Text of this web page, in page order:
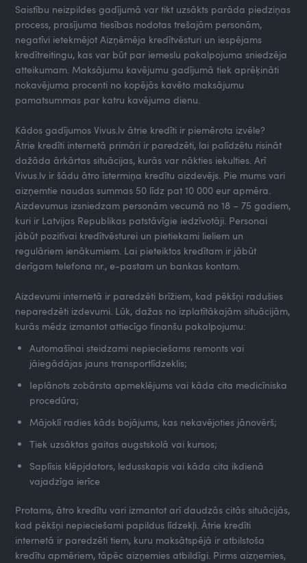
Saistību neizpildes gadījumā var tikt uzsākts parāda piedziņas
process, prasījuma tiesības nodotas trešajām personām,
negatīvi ietekmējot Aizņēmēja kredītvēsturi un iespējams
kredītreitingu, kas var būt par iemeslu pakalpojuma sniedzēja
atteikumam. Maksājumu kavējumu gadījumā tiek aprēķināti
nokavējuma procenti no kopējās kavēto maksājumu
pamatsummas par katru kavējuma dienu.
Kādos gadījumos Vivus.lv ātrie kredīti ir piemērota izvēle?
Ātrie kredīti internetā primāri ir paredzēti, lai palīdzētu risināt
dažāda ārkārtas situācijas, kurās var nākties iekulties. Arī
Vivus.lv ir šādu ātro īstermiņa kredītu aizdevējs. Pie mums vari
aizņemtie naudas summas 50 līdz pat 10 000 eur apmēra.
Aizdevumus izsniedzam personām vecumā no 18 – 75 gadiem,
kuri ir Latvijas Republikas patstāvīgie iedzīvotāji. Personai
jābūt pozitīvai kredītvēsturei un pietiekami lieliem un
regulāriem ienākumiem. Lai pieteiktos kredītam ir jābūt
derīgam telefona nr., e-pastam un bankas kontam.
Aizdevumi internetā ir paredzēti brīžiem, kad pēkšņi radušies
neparedzēti izdevumi. Lūk, dažas no izplatītākajām situācijām,
kurās mēdz izmantot attiecīgo finanšu pakalpojumu:
Automašīnai steidzami nepieciešams remonts vai
jāiegādājas jauns transportlīdzeklis;
Ieplānots zobārsta apmeklējums vai kāda cita medicīniska
procedūra;
Mājoklī radies kāds bojājums, kas nekavējoties jānovērš;
Tiek uzsāktas gaitas augstskolā vai kursos;
Saplīsis klēpjdators, ledusskapis vai kāda cita ikdienā
vajadzīga ierīce
Protams, ātro kredītu vari izmantot arī daudzās citās situācijās,
kad pēkšņi nepieciešami papildus līdzekļi. Ātrie kredīti
internetā ir paredzēti tiem, kuru maksātspējā ir atbilstoša
kredītu apmēriem, tāpēc aizņemies atbildīgi. Pirms aizņemies,